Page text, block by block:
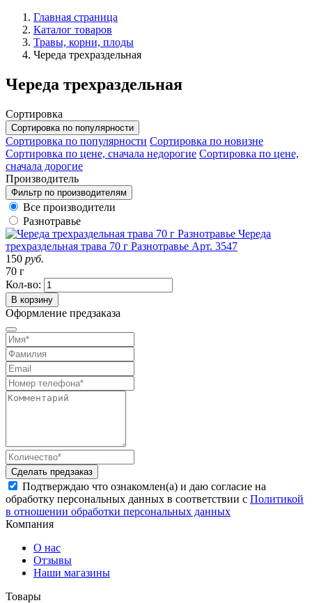
Главная страница
Каталог товаров
Травы, корни, плоды
Череда трехраздельная
Череда трехраздельная
Сортировка
Сортировка по популярности
Сортировка по популярности Сортировка по новизне
Сортировка по цене, сначала недорогие Сортировка по цене,
сначала дорогие
Производитель
Фильтр по производителям
Все производители
Разнотравье
Череда
трехраздельная трава 70 г Разнотравье Арт. 3547
150 руб.
70 г
Кол-во:
В корзину
Оформление предзаказа
Сделать предзаказ
Подтверждаю что ознакомлен(а) и даю согласие на
обработку персональных данных в соответствии с Политикой
в отношении обработки персональных данных
Компания
О нас
Отзывы
Наши магазины
Товары